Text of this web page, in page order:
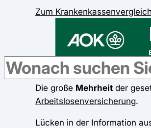
Zum Krankenkassenvergleich
Die große Mehrheit der
Arbeitslosenversicherung.
Lücken in der Information